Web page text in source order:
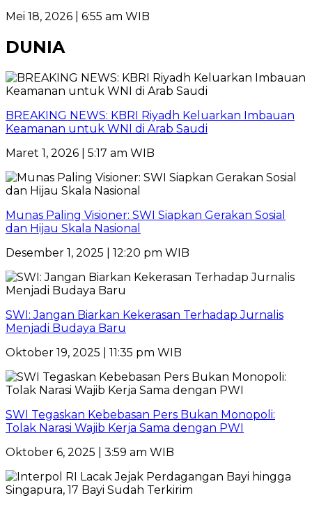
Mei 18, 2026 | 6:55 am WIB
DUNIA
BREAKING NEWS: KBRI Riyadh Keluarkan Imbauan
Keamanan untuk WNI di Arab Saudi
Maret 1, 2026 | 5:17 am WIB
Munas Paling Visioner: SWI Siapkan Gerakan Sosial
dan Hijau Skala Nasional
Desember 1, 2025 | 12:20 pm WIB
SWI: Jangan Biarkan Kekerasan Terhadap Jurnalis
Menjadi Budaya Baru
Oktober 19, 2025 | 11:35 pm WIB
SWI Tegaskan Kebebasan Pers Bukan Monopoli:
Tolak Narasi Wajib Kerja Sama dengan PWI
Oktober 6, 2025 | 3:59 am WIB